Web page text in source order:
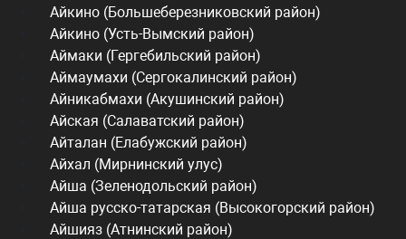
Айкино (Большеберезниковский район)
Айкино (Усть-Вымский район)
Аймаки (Гергебильский район)
Аймаумахи (Сергокалинский район)
Айникабмахи (Акушинский район)
Айская (Салаватский район)
Айталан (Елабужский район)
Айхал (Мирнинский улус)
Айша (Зеленодольский район)
Айша русско-татарская (Высокогорский район)
Айшияз (Атнинский район)